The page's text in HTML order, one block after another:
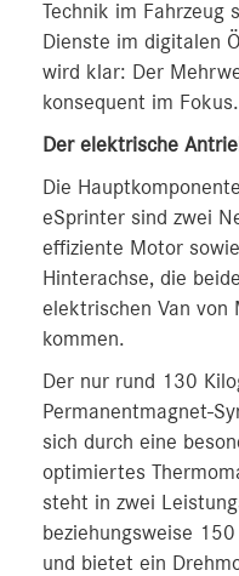
Technik im Fahrzeug
Dienste im digitalen
wird klar: Der
konsequent im Fokus.
Der elektrische
Die
eSprinter sind zwei
effiziente Motor
Hinterachse, die
elektrischen Van von
kommen.
Der nur rund 130
Permanentmagnet-
sich durch eine
optimiertes
steht in zwei
beziehungsweise
und bietet ein